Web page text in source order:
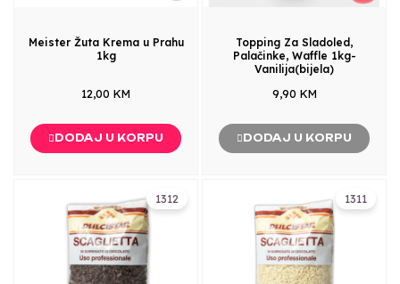
Meister Žuta Krema u Prahu
1kg
12,00 KM
DODAJ U KORPU
Topping Za Sladoled,
Palačinke, Waffle 1kg-
Vanilija(bijela)
9,90 KM
DODAJ U KORPU
1312 1311